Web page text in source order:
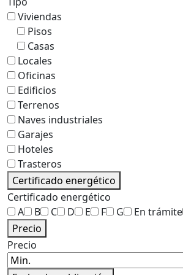
Viviendas
Pisos
Casas
Locales
Oficinas
Edificios
Terrenos
Naves industriales
Garajes
Hoteles
Trasteros
Certificado energético
Certificado energético
A
B C D E F G En trámite
Precio
Precio